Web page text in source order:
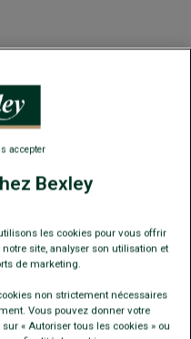
rond
199€ d'achat
Bexley
les cookies pour vous offrir
site, analyser son utilisation et
de marketing.
non strictement nécessaires
Vous pouvez donner votre
« Autoriser tous les cookies » ou
accepter